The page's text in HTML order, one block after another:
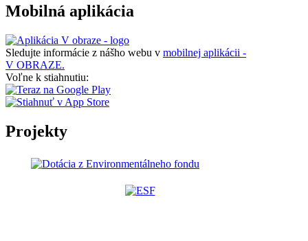
Mobilná aplikácia
Sledujte informácie z nášho webu v mobilnej aplikácii -
V OBRAZE.
Voľne k stiahnutiu:
Projekty